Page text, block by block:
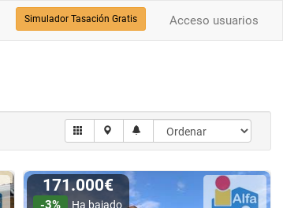
Acceso usuarios
Simulador Tasación Gratis
171.000€
-3%
Ha bajado